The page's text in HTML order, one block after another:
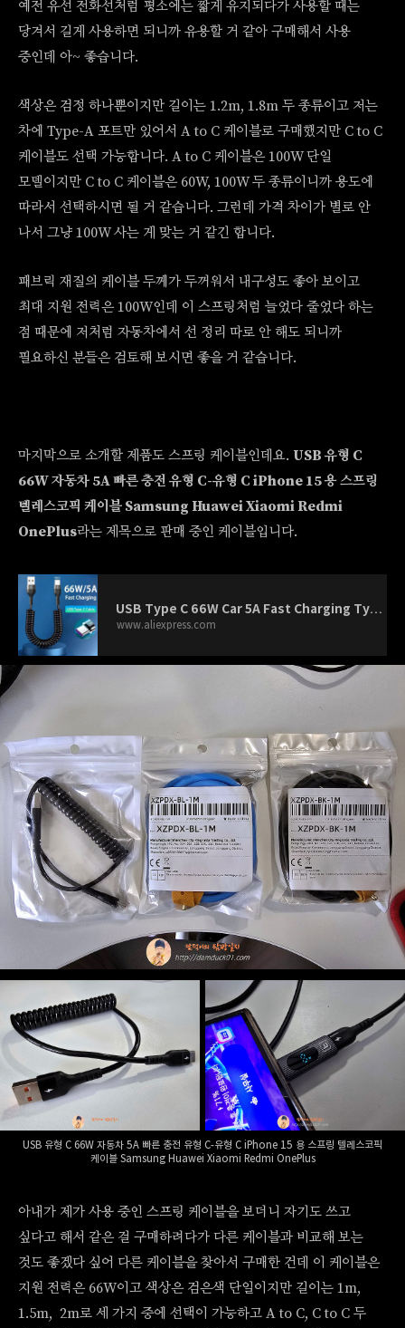
예전 유선 전화선처럼 평소에는 짧게 유지되다가 사용할 때는
당겨서 길게 사용하면 되니까 유용할 거 같아 구매해서 사용
중인데 아~ 좋습니다.
색상은 검정 하나뿐이지만 길이는 1.2m, 1.8m 두 종류이고 저는
차에 Type-A 포트만 있어서 A to C 케이블로 구매했지만 C to C
케이블도 선택 가능합니다. A to C 케이블은 100W 단일
모델이지만 C to C 케이블은 60W, 100W 두 종류이니까 용도에
따라서 선택하시면 될 거 같습니다. 그런데 가격 차이가 별로 안
나서 그냥 100W 사는 게 맞는 거 같긴 합니다.
패브릭 재질의 케이블 두께가 두꺼워서 내구성도 좋아 보이고
최대 지원 전력은 100W인데 이 스프링처럼 늘었다 줄었다 하는
점 때문에 저처럼 자동차에서 선 정리 따로 안 해도 되니까
필요하신 분들은 검토해 보시면 좋을 거 같습니다.
마지막으로 소개할 제품도 스프링 케이블인데요. USB 유형 C
66W 자동차 5A 빠른 충전 유형 C-유형 C iPhone 15 용 스프링
텔레스코픽 케이블 Samsung Huawei Xiaomi Redmi
OnePlus라는 제목으로 판매 중인 케이블입니다.
USB Type C 66W Car 5A Fast Charging Type C to Type C Spring Telescopic Cable For iPhone 15 Samsung Huawei Xiaomi Redmi OnePlus -
www.aliexpress.com
USB 유형 C 66W 자동차 5A 빠른 충전 유형 C-유형 C iPhone 15 용 스프링 텔레스코픽
케이블 Samsung Huawei Xiaomi Redmi OnePlus
아내가 제가 사용 중인 스프링 케이블을 보더니 자기도 쓰고
싶다고 해서 같은 걸 구매하려다가 다른 케이블과 비교해 보는
것도 좋겠다 싶어 다른 케이블을 찾아서 구매한 건데 이 케이블은
지원 전력은 66W이고 색상은 검은색 단일이지만 길이는 1m,
1.5m, 2m로 세 가지 중에 선택이 가능하고 A to C, C to C 두